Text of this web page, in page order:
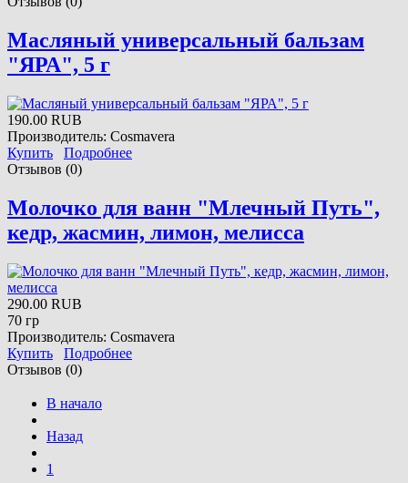
Масляный универсальный бальзам
"ЯРА", 5 г
190.00 RUB
Производитель: Cosmavera
Купить
Подробнее
Отзывов (0)
Молочко для ванн "Млечный Путь",
кедр, жасмин, лимон, мелисса
290.00 RUB
70 гр
Производитель: Cosmavera
Купить
Подробнее
Отзывов (0)
В начало
Назад
1